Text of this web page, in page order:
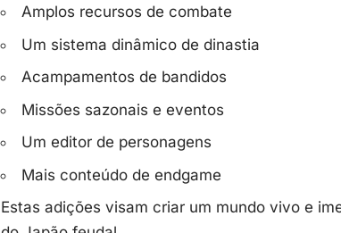
Amplos recursos de combate
Um sistema dinâmico de dinastia
Acampamentos de bandidos
Missões sazonais e eventos
Um editor de personagens
Mais conteúdo de endgame
Estas adições visam criar um mundo vivo e